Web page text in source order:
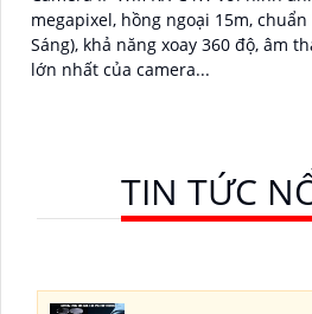
megapixel, hồng ngoại 15m, chuẩn
Sáng), khả năng xoay 360 độ, âm thanh và loa. Ưu điểm
lớn nhất của camera...
TIN TỨC